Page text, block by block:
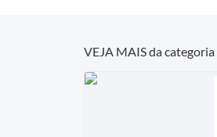
VEJA MAIS da categoria